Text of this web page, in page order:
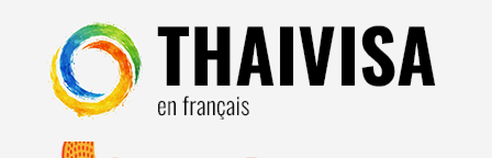
contenu